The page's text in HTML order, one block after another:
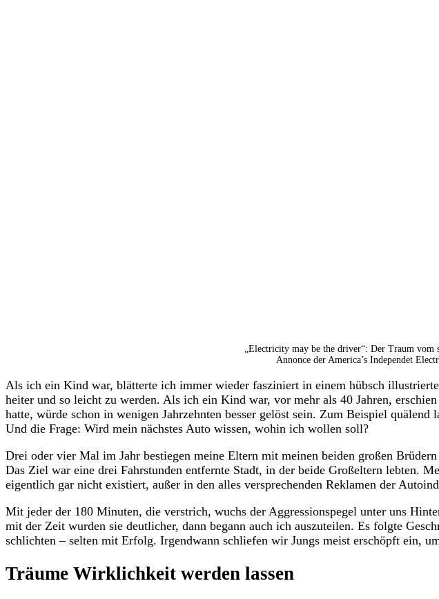
„Electricity may be the driver“: Der Traum
Annonce der America’s Independet
Als ich ein Kind war, blätterte ich immer wieder fasziniert in einem hübsch
heiter und so leicht zu werden. Als ich ein Kind war, vor mehr als 40 Jahren,
hatte, würde schon in wenigen Jahrzehnten besser gelöst sein. Zum Beispiel
Und die Frage: Wird mein nächstes Auto wissen, wohin ich wollen soll?
Drei oder vier Mal im Jahr bestiegen meine Eltern mit meinen beiden großen
Das Ziel war eine drei Fahrstunden entfernte Stadt, in der beide Großeltern lebten.
eigentlich gar nicht existiert, außer in den alles versprechenden Reklamen der
Mit jeder der 180 Minuten, die verstrich, wuchs der Aggressionspegel unter uns
mit der Zeit wurden sie deutlicher, dann begann auch ich auszuteilen. Es folgte
schlichten – selten mit Erfolg. Irgendwann schliefen wir Jungs meist erschöpft ein,
Träume Wirklichkeit werden lassen